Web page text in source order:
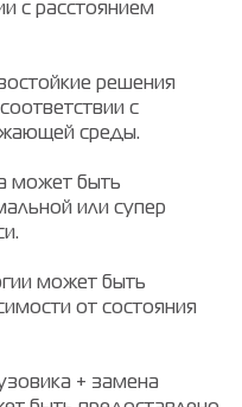
с расстоянием
решения
с
среды.
может быть
или супер
может быть
от состояния
+ замена